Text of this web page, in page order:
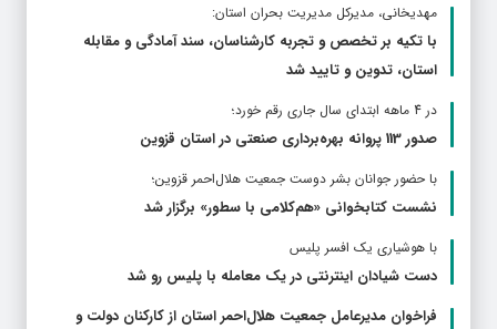
مهدیخانی، مدیرکل مدیریت بحران استان:
با تکیه بر تخصص و تجربه کارشناسان، سند آمادگی و مقابله
استان، تدوین و تایید شد
در 4 ماهه ابتدای سال جاری رقم خورد؛
صدور 113 پروانه بهره‌برداری صنعتی در استان قزوین
با حضور جوانان بشر دوست جمعیت هلال‌احمر قزوین؛
نشست کتابخوانی «هم‌کلامی با سطور» برگزار شد
با هوشیاری یک افسر پلیس
دست شیادان اینترنتی در یک معامله با پلیس رو شد
فراخوان مدیرعامل جمعیت هلال‌احمر استان از کارکنان دولت و